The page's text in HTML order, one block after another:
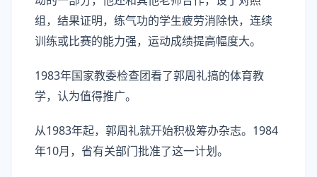
组，结果证明，练气功的学生疲劳消除快，连续
训练或比赛的能力强，运动成绩提高幅度大。
1983年国家教委检查团看了郭周礼搞的体育教
学，认为值得推广。
从1983年起，郭周礼就开始积极筹办杂志。1984
年10月，省有关部门批准了这一计划。